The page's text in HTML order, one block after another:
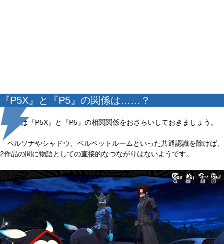
『P5X』と『P5』の関係は……？
まずは『P5X』と『P5』の相関関係をおさらいしておきましょう。
ペルソナやシャドウ、ベルベットルームといった共通認識を除けば、
2作品の間に物語としての直接的なつながりはないようです。